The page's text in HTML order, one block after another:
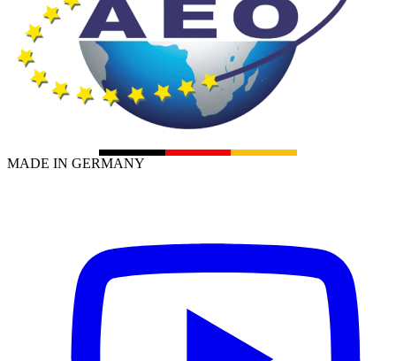
MADE IN GERMANY